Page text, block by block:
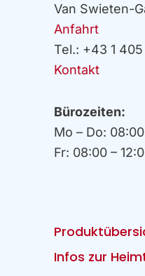
Van Swieten-
Anfahrt
Tel.: +43 1
Kontakt
Bürozeiten:
Mo – Do:
Fr: 08:00 –
Infos zur